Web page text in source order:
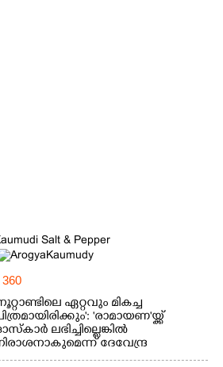
ഏറ്റവും മികച്ച
'രാമായണ'യ്ക്ക്
ലഭിച്ചില്ലെങ്കിൽ
ദേവേന്ദ്ര